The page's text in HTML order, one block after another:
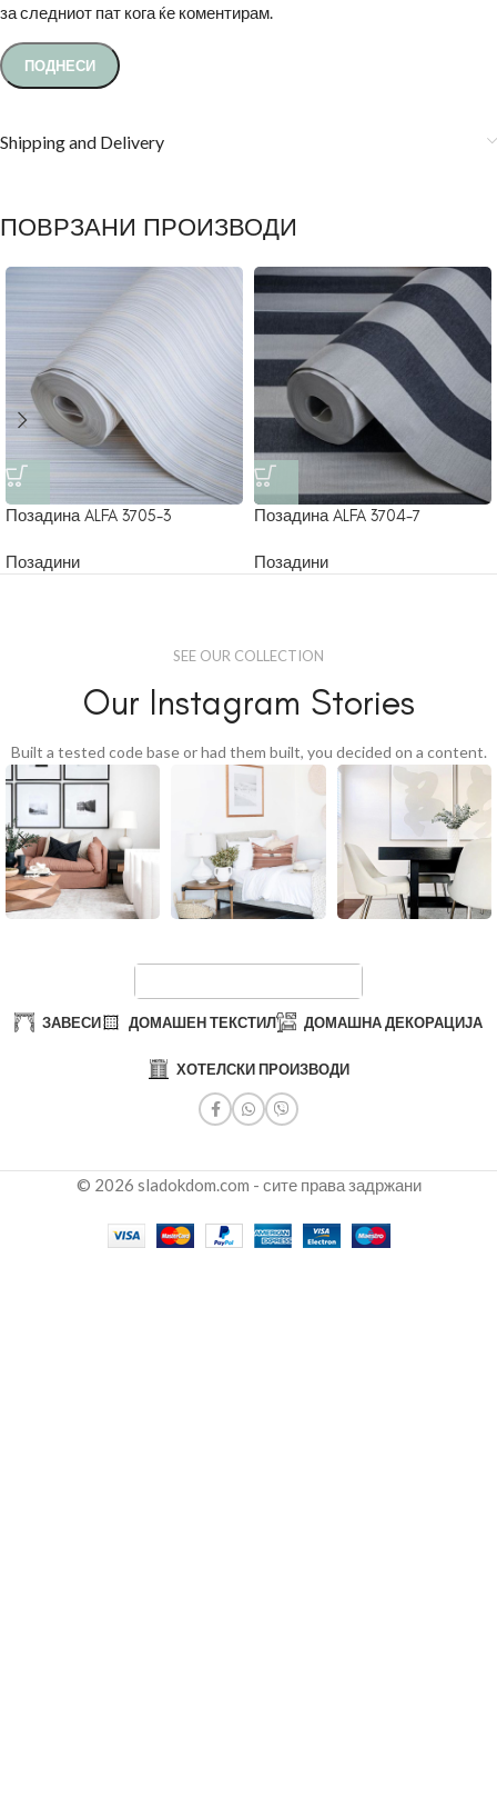
за следниот пат кога ќе коментирам.
Shipping and Delivery
ПОВРЗАНИ ПРОИЗВОДИ
Позадина ALFA 3705-3
Позадини
Позадина ALFA 3704-7
Позадини
SEE OUR COLLECTION
Our Instagram Stories
Built a tested code base or had them built, you decided on a content.
ЗАВЕСИ ДОМАШЕН ТЕКСТИЛ ДОМАШНА ДЕКОРАЦИЈА
ХОТЕЛСКИ ПРОИЗВОДИ
© 2026 sladokdom.com - сите права задржани